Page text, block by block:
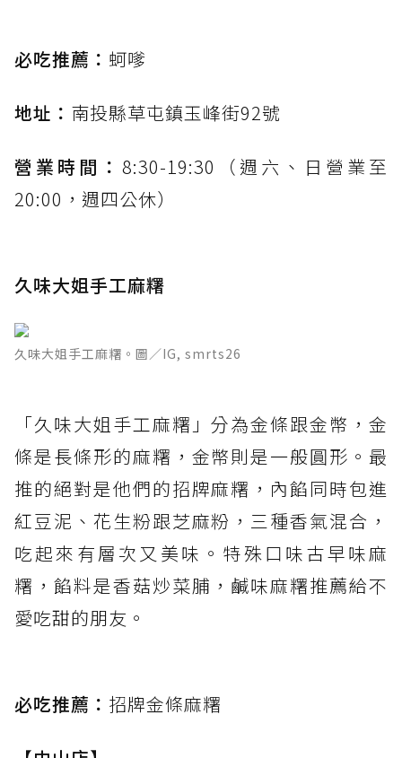
必吃推薦： 蚵嗲
地址： 南投縣草屯鎮玉峰街92號
營業時間： 8:30-19:30（週六、日營業至
20:00，週四公休）
久味大姐手工麻糬
久味大姐手工麻糬。圖／IG, smrts26
「久味大姐手工麻糬」分為金條跟金幣，金
條是長條形的麻糬，金幣則是一般圓形。最
推的絕對是他們的招牌麻糬，內餡同時包進
紅豆泥、花生粉跟芝麻粉，三種香氣混合，
吃起來有層次又美味。特殊口味古早味麻
糬，餡料是香菇炒菜脯，鹹味麻糬推薦給不
愛吃甜的朋友。
必吃推薦： 招牌金條麻糬